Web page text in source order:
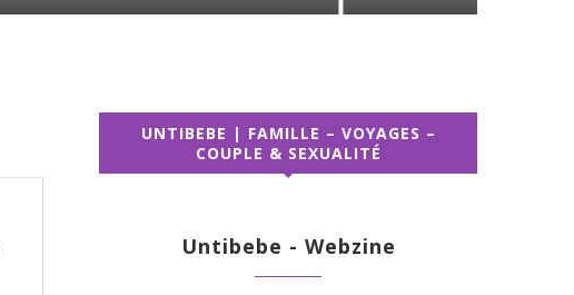
UNTIBEBE | FAMILLE – VOYAGES –
COUPLE & SEXUALITÉ
Untibebe - Webzine